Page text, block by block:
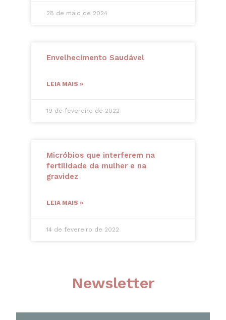
28 de maio de 2024
Envelhecimento Saudável
LEIA MAIS »
19 de fevereiro de 2022
Micróbios que interferem na
fertilidade da mulher e na
gravidez
LEIA MAIS »
14 de fevereiro de 2022
Newsletter